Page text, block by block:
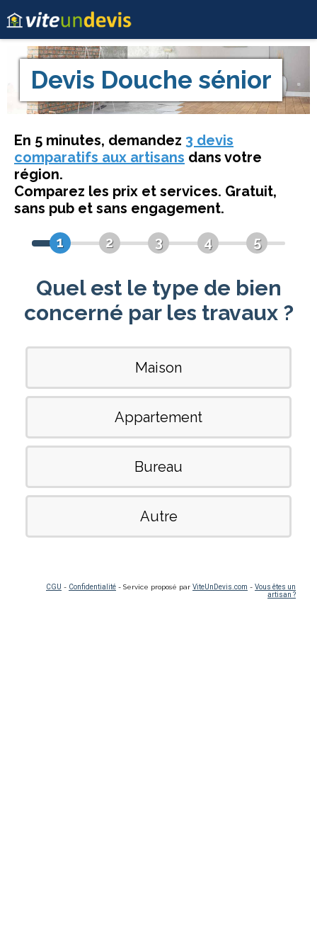
Devis Douche sénior
En 5 minutes, demandez 3 devis
comparatifs aux artisans dans votre
région.
Comparez les prix et services. Gratuit,
sans pub et sans engagement.
1
2 3 4 5
Quel est le type de bien
concerné par les travaux ?
Maison
Appartement
Bureau
Autre
CGU - Confidentialité - Service proposé par ViteUnDevis.com - Vous êtes un
artisan ?